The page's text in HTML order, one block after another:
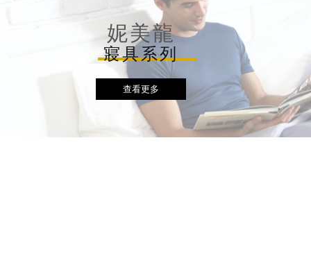
妮美龍
寢具系列
查看更多